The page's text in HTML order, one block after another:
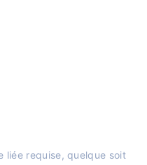
liée requise, quelque soit